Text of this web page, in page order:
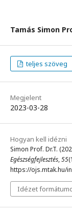
Tamás Simon
teljes szöveg
Megjelent
2023-03-28
Hogyan kell idézni
Simon Prof. Dr.T.
Egészségfejlesztés,55
https://ojs.mtak.hu/
Idézet